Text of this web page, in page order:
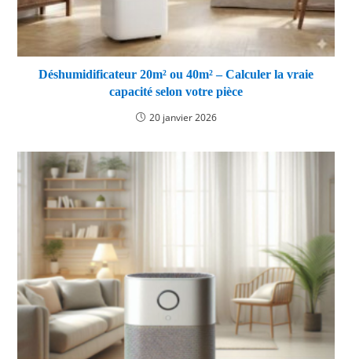
Déshumidificateur 20m² ou 40m² – Calculer la vraie
capacité selon votre pièce
20 janvier 2026